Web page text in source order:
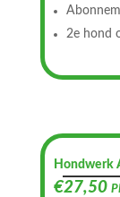
2e hond
Hondwerk
€27,50